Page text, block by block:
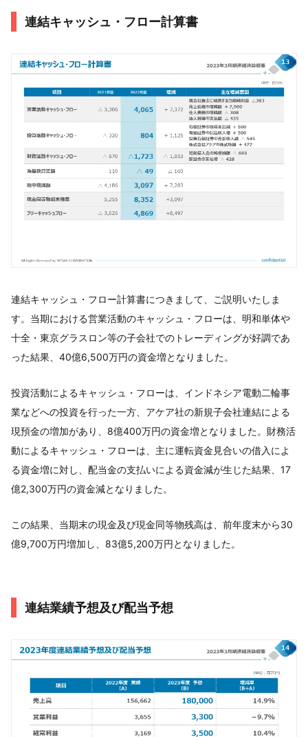
連結キャッシュ・フロー計算書
連結キャッシュ・フロー計算書につきまして、ご説明いたしま
す。当期における営業活動のキャッシュ・フローは、明和単体や
十全・東京グラスロン等の子会社でのトレーディングが好調であ
った結果、40億6,500万円の資金増となりました。
投資活動によるキャッシュ・フローは、インドネシア電動二輪事
業などへの投資を行った一方、アケア社の新規子会社連結による
現預金の増加があり、8億400万円の資金増となりました。財務活
動によるキャッシュ・フローは、主に運転資金見合いの借入によ
る資金増に対し、配当金の支払いによる資金減が生じた結果、17
億2,300万円の資金減となりました。
この結果、当期末の現金及び現金同等物残高は、前年度末から30
億9,700万円増加し、83億5,200万円となりました。
連結業績予想及び配当予想